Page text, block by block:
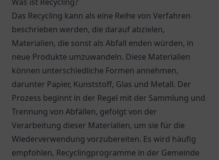
Das Recycling kann als eine Reihe von Verfahren
beschrieben werden, die darauf abzielen,
Materialien, die sonst als Abfall enden würden, in
neue Produkte umzuwandeln. Diese Materialien
können unterschiedliche Formen annehmen,
darunter Papier, Kunststoff, Glas und Metall. Der
Prozess beginnt in der Regel mit der Sammlung und
Trennung von Abfällen, gefolgt von der
Verarbeitung dieser Materialien, um sie für die
Wiederverwendung vorzubereiten. Es wird häufig
empfohlen, Recyclingprogramme in der Gemeinde